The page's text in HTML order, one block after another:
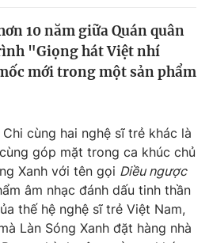
10 năm giữa Quán quân
"Giọng hát Việt nhí
mới trong một sản phẩm
cùng hai nghệ sĩ trẻ khác là
góp mặt trong ca khúc chủ
Xanh với tên gọi Diều ngược
âm nhạc đánh dấu tinh thần
thế hệ nghệ sĩ trẻ Việt Nam,
Làn Sóng Xanh đặt hàng nhà